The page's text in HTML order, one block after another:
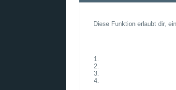
Diese Funktion erlaubt dir,